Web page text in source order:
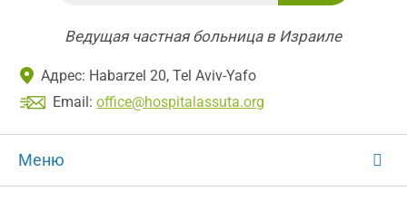
Ведущая частная больница в Израиле
Адрес: Habarzel 20, Tel Aviv-Yafo
Email: office@hospitalassuta.org
Меню